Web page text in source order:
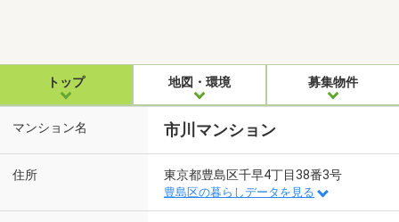
トップ 地図・環境 募集物件
マンション名 市川マンション
住所 東京都豊島区千早4丁目38番3号
豊島区の暮らしデータを見る